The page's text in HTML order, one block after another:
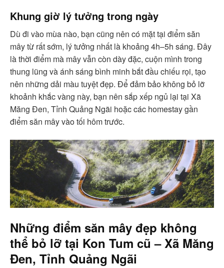
Khung giờ lý tưởng trong ngày
Dù đi vào mùa nào, bạn cũng nên có mặt tại điểm săn
mây từ rất sớm, lý tưởng nhất là khoảng 4h–5h sáng. Đây
là thời điểm mà mây vẫn còn dày đặc, cuộn mình trong
thung lũng và ánh sáng bình minh bắt đầu chiếu rọi, tạo
nên những dải màu tuyệt đẹp. Để đảm bảo không bỏ lỡ
khoảnh khắc vàng này, bạn nên sắp xếp ngủ lại tại Xã
Măng Đen, Tỉnh Quảng Ngãi hoặc các homestay gần
điểm săn mây vào tối hôm trước.
Những điểm săn mây đẹp không
thể bỏ lỡ tại Kon Tum cũ – Xã Măng
Đen, Tỉnh Quảng Ngãi